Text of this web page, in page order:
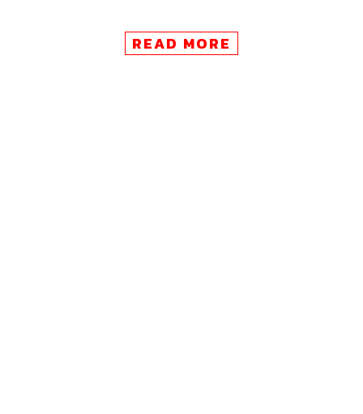
READ MORE